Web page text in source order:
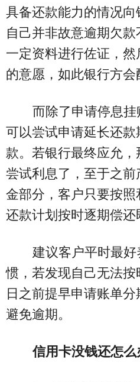
具备还款能力的情况
自己并非故意逾期欠
一定资料进行佐证，
的意愿，如此银行方会
而除了申请停息
可以尝试申请延长还款
款。若银行最终应允
尝试利息了，至于之
金部分，客户只要按
还款计划按时逐期偿还
建议客户平时最好
惯，若发现自己无法
日之前提早申请账单
避免逾期。
信用卡没钱还怎么